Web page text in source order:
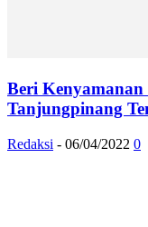
Beri Kenyamanan
Tanjungpinang
Redaksi - 06/04/2022 0